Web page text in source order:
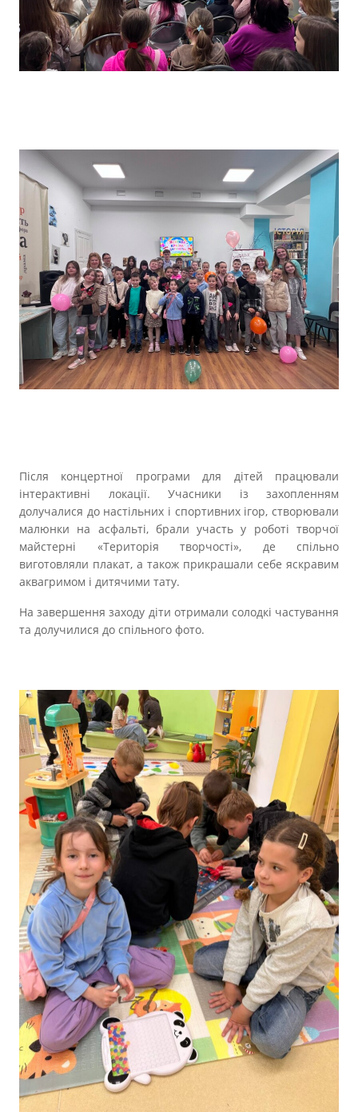
Після концертної програми для дітей працювали
інтерактивні локації. Учасники із захопленням
долучалися до настільних і спортивних ігор, створювали
малюнки на асфальті, брали участь у роботі творчої
майстерні «Територія творчості», де спільно
виготовляли плакат, а також прикрашали себе яскравим
аквагримом і дитячими тату.
На завершення заходу діти отримали солодкі частування
та долучилися до спільного фото.